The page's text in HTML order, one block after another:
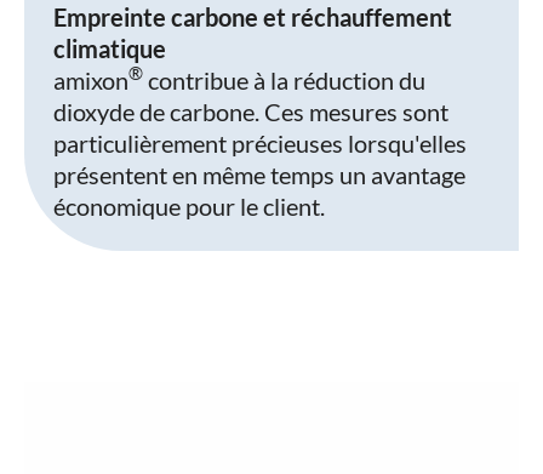
Empreinte carbone et réchauffement
climatique
amixon® contribue à la réduction du
dioxyde de carbone. Ces mesures sont
particulièrement précieuses lorsqu'elles
présentent en même temps un avantage
économique pour le client.